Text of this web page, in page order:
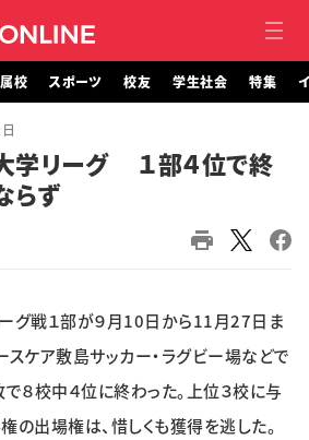
校 スポーツ 校友 学生社会 特集
学リーグ １部４位で終
らず
グ戦１部が９月10日から11月27日ま
スケア敷島サッカー・ラグビー場などで
８校中４位に終わった。上位３校に与
の出場権は、惜しくも獲得を逃した。